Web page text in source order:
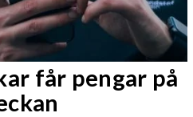
får pengar på